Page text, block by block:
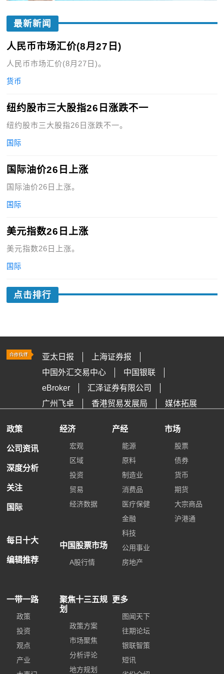
最新新闻
人民币市场汇价(8月27日)
人民币市场汇价(8月27日)。
货币
纽约股市三大股指26日涨跌不一
纽约股市三大股指26日涨跌不一。
国际
国际油价26日上涨
国际油价26日上涨。
国际
美元指数26日上涨
美元指数26日上涨。
国际
点击排行
亚太日报
上海证券报
中国外汇交易中心
中国银联
eBroker
汇泽证券有限公司
广州飞卓
香港贸易发展局 媒体拓展
政策
公司资讯
深度分析
关注
国际
每日十大
编辑推荐
经济
宏观
区域
投资
贸易
经济数据
中国股票市场
A股行情
产经
能源
原料
制造业
消费品
医疗保健
金融
科技
公用事业
房地产
市场
股票
债券
货币
期货
大宗商品
沪港通
一带一路
政策
投资
观点
产业
聚焦十三五规
划
政策方案
市场聚焦
分析评论
地方规划
更多
图闻天下
往期论坛
银联智策
短讯